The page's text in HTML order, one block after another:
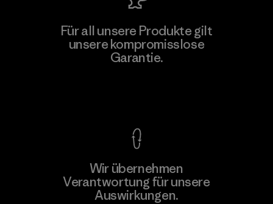
Mehr dazu
MAS Active (Pvt) Ltd. - Asialine
Für all unsere Produkte gilt
unsere kompromisslose
Garantie.
Wir übernehmen
Verantwortung für unsere
Auswirkungen.